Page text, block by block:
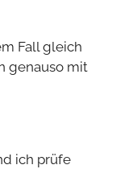
Fall gleich
genauso mit
ich prüfe